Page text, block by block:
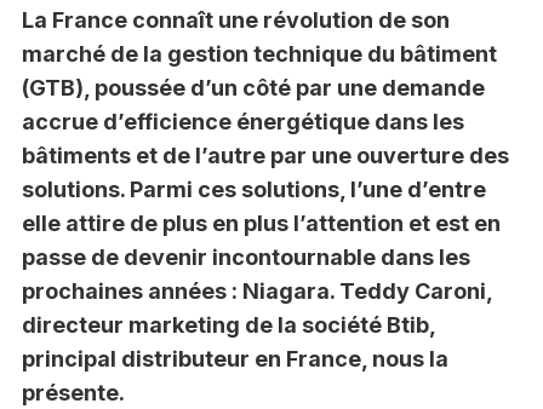
La France connaît une révolution de son
marché de la gestion technique du bâtiment
(GTB), poussée d’un côté par une demande
accrue d’efficience énergétique dans les
bâtiments et de l’autre par une ouverture des
solutions. Parmi ces solutions, l’une d’entre
elle attire de plus en plus l’attention et est en
passe de devenir incontournable dans les
prochaines années : Niagara. Teddy Caroni,
directeur marketing de la société Btib,
principal distributeur en France, nous la
présente.